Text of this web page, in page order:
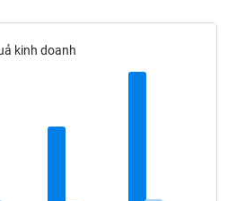
kinh doanh